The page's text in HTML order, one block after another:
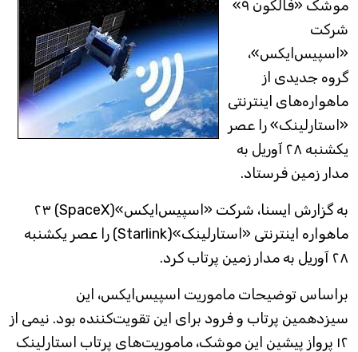
موشک «فالکون ۹»
شرکت
«اسپیس‌ایکس»،
گروه جدیدی از
ماهواره‌های اینترنتی
«استارلینک» را عصر
یکشنبه ۲۸ آوریل به
مدار زمین فرستاد.
به گزارش ایسنا، شرکت «اسپیس‌ایکس»(SpaceX) ۲۳
ماهواره اینترنتی «استارلینک»(Starlink) را عصر یکشنبه
۲۸ آوریل به مدار زمین پرتاب کرد.
براساس توضیحات ماموریت اسپیس‌ایکس، این
سیزدهمین پرتاب و فرود برای این تقویت‌کننده بود. نیمی از
۱۲ پرواز پیشین این موشک، ماموریت‌های پرتاب استارلینک